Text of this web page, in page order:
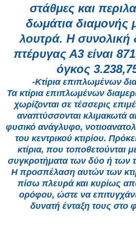
στάθμες και
δωμάτια διαμονής
λουτρά. Η συνολική
πτέρυγας Α3 είναι
όγκος
-Κτίρια επιπλωμένων
Τα κτίρια επιπλωμένων
χωρίζονται σε τέσσερις
αναπτύσσονται κλιμακωτά
φυσικό ανάγλυφο,
του κεντρικού κτιρίου.
κτίρια, που τοποθετούνται
συγκροτήματα των δύο ή των
Η προσπέλαση αυτών των
πίσω πλευρά και κυρίως
ορόφου, ώστε να
δυνατή ένταξη τους στο